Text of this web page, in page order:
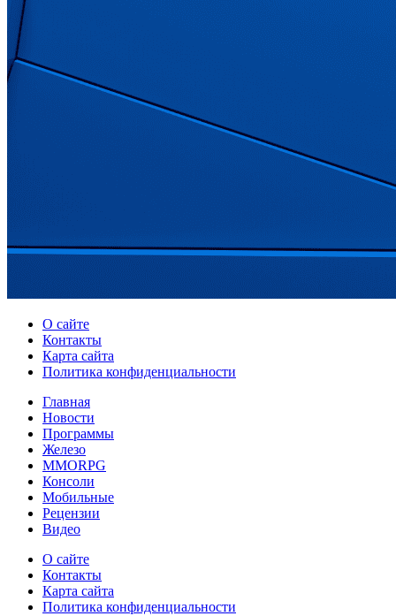
О сайте
Контакты
Карта сайта
Политика конфиденциальности
Главная
Новости
Программы
Железо
MMORPG
Консоли
Мобильные
Рецензии
Видео
О сайте
Контакты
Карта сайта
Политика конфиденциальности